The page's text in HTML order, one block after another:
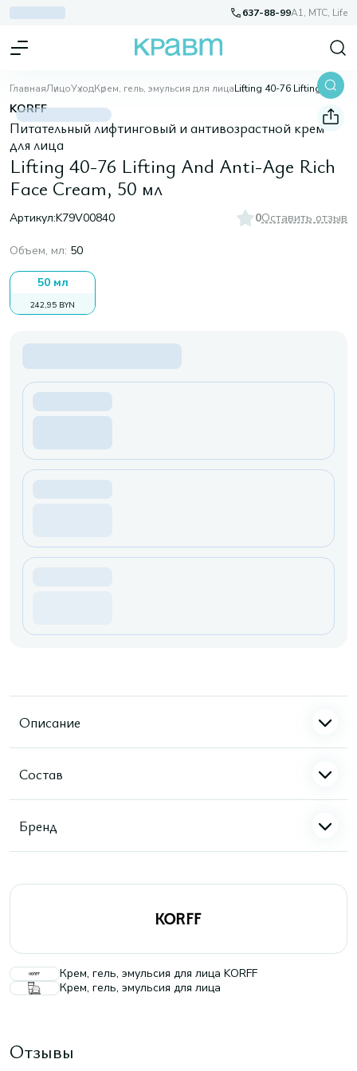
637-88-99A1, МТС, Life
ГлавнаяЛицоУходКрем, гель, эмульсия для лица Lifting 40-76 Lifting And Anti-Age Rich Face Cream, 50 мл
KORFF
Питательный лифтинговый и антивозрастной крем
для лица
Lifting 40-76 Lifting And Anti-Age Rich
Face Cream, 50 мл
Артикул:K79V00840 0Оставить отзыв
Объем, мл: 50
50 мл
242,95 BYN
Описание
Состав
Бренд
Крем, гель, эмульсия для лица KORFF
Крем, гель, эмульсия для лица
Отзывы